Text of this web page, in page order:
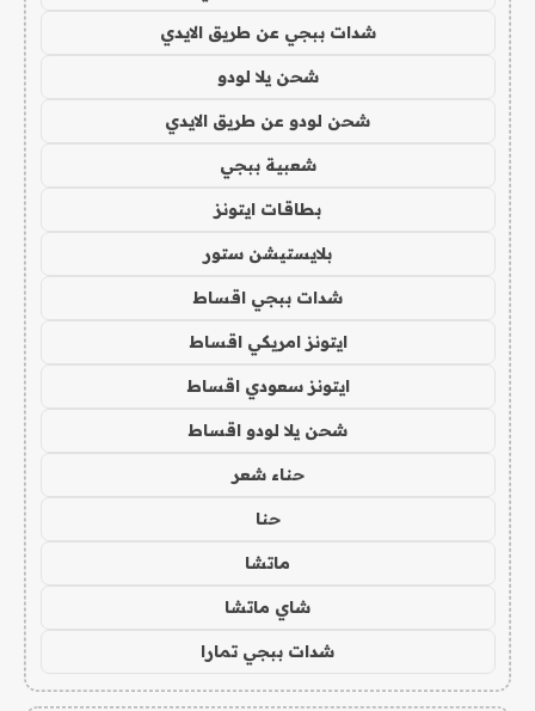
شدات ببجي عن طريق الايدي
شحن يلا لودو
شحن لودو عن طريق الايدي
شعبية ببجي
بطاقات ايتونز
بلايستيشن ستور
شدات ببجي اقساط
ايتونز امريكي اقساط
ايتونز سعودي اقساط
شحن يلا لودو اقساط
حناء شعر
حنا
ماتشا
شاي ماتشا
شدات ببجي تمارا